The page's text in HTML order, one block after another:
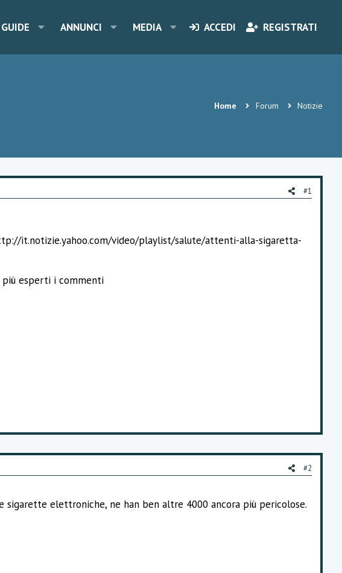
GUIDE ANNUNCI MEDIA ACCEDI REGISTRATI
Home Forum Notizie
#1
it.notizie.yahoo.com/video/playlist/salute/attenti-alla-sigaretta-
esperti i commenti
#2
elettroniche, ne han ben altre 4000 ancora più pericolose.